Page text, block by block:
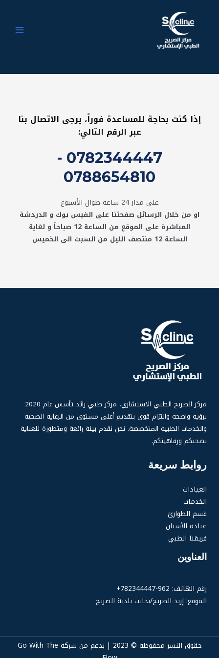
إذا كنت بحاجة للمساعدة فوراً، يرجى الاتصال بنا
عبر الرقم التالي:
0782344447 -
0788654810
على مدار 24 ساعة طوال الأسبوع
او من خلال الرسائل صفحتنا على الفيس بوك و الدردشة
المباشرة على الموقع من الساعة 12 صباحاً و لغاية
الساعة 12 منتصف الليل من السبت الى الخميس
مركز الصر
يح الطبي الاستشاري، مركز طبي رائد تأسس عام 2020
برؤية واضحة والتزام قوي بتقديم أعلى مستوى من الرعاية الصحية
والخدمات الطبية المتخصصة. نحن نقدم بيئة رائعة ومتطورة للعناية
بصحتكم ورفاهيتكم.
روابط سريعة
العيادات
الخدمات
قسم الطوارئ
عيادة الأسنان
فريقنا الطبي
العناوين
رقم الهاتف: 962-782344447+
الموقع: إربد-الصريح/بجانب بلدية الصريح
حقوق النشر محفوظة © 2023 | بدعم من شركة Go With The